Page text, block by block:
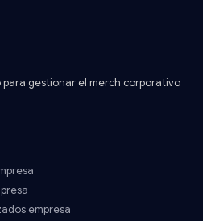
gestionar el merch corporativo
empresa